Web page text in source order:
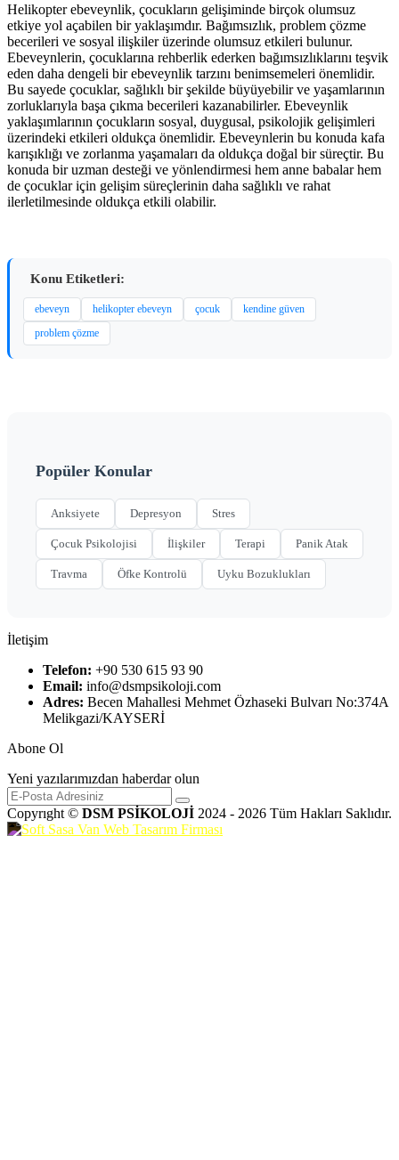
Helikopter ebeveynlik, çocukların gelişiminde birçok olumsuz
etkiye yol açabilen bir yaklaşımdır. Bağımsızlık, problem çözme
becerileri ve sosyal ilişkiler üzerinde olumsuz etkileri bulunur.
Ebeveynlerin, çocuklarına rehberlik ederken bağımsızlıklarını teşvik
eden daha dengeli bir ebeveynlik tarzını benimsemeleri önemlidir.
Bu sayede çocuklar, sağlıklı bir şekilde büyüyebilir ve yaşamlarının
zorluklarıyla başa çıkma becerileri kazanabilirler. Ebeveynlik
yaklaşımlarının çocukların sosyal, duygusal, psikolojik gelişimleri
üzerindeki etkileri oldukça önemlidir. Ebeveynlerin bu konuda kafa
karışıklığı ve zorlanma yaşamaları da oldukça doğal bir süreçtir. Bu
konuda bir uzman desteği ve yönlendirmesi hem anne babalar hem
de çocuklar için gelişim süreçlerinin daha sağlıklı ve rahat
ilerletilmesinde oldukça etkili olabilir.
Konu Etiketleri:
ebeveyn helikopter ebeveyn çocuk
kendine güven
problem çözme
Popüler Konular
Anksiyete Depresyon Stres
Çocuk Psikolojisi İlişkiler Terapi Panik Atak
Travma Öfke Kontrolü Uyku Bozuklukları
İletişim
Telefon: +90 530 615 93 90
Email: info@dsmpsikoloji.com
Adres: Becen Mahallesi Mehmet Özhaseki Bulvarı No:374A
Melikgazi/KAYSERİ
Abone Ol
Yeni yazılarımızdan haberdar olun
Copyrıght © DSM PSİKOLOJİ 2024 - 2026 Tüm Hakları Saklıdır.